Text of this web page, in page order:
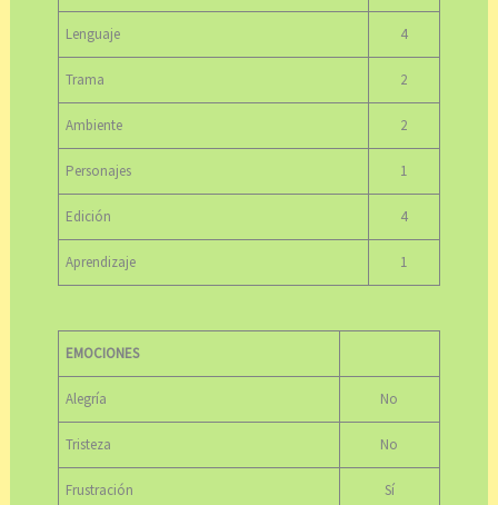
Lenguaje 4
Trama 2
Ambiente 2
Personajes 1
Edición 4
Aprendizaje 1
EMOCIONES
Alegría No
Tristeza No
Frustración Sí